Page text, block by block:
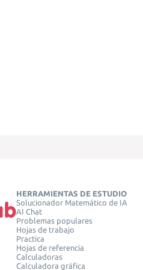
HERRAMIENTAS DE ESTUDIO
Solucionador Matemático de IA
AI Chat
Problemas populares
Hojas de trabajo
Practica
Hojas de referencia
Calculadoras
Calculadora gráfica